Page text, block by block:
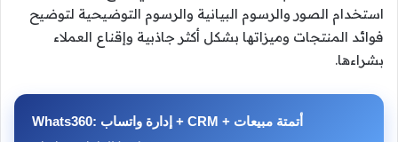
استخدام الصور والرسوم البيانية والرسوم التوضيحية لتوضيح
فوائد المنتجات وميزاتها بشكل أكثر جاذبية وإقناع العملاء
بشراءها.
Whats360: إدارة واتساب + CRM + أتمتة مبيعات